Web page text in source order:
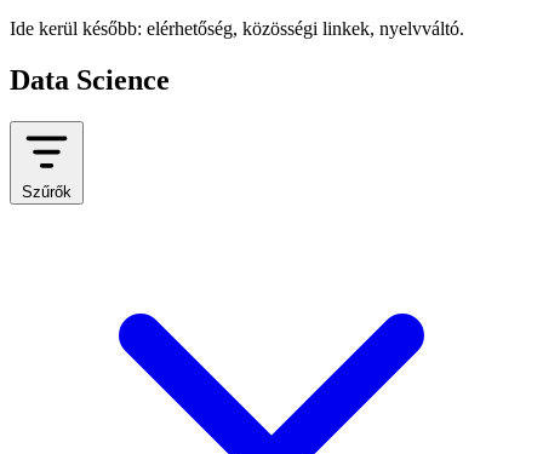
Ide kerül később: elérhetőség, közösségi linkek, nyelvváltó.
Data Science
Szűrők